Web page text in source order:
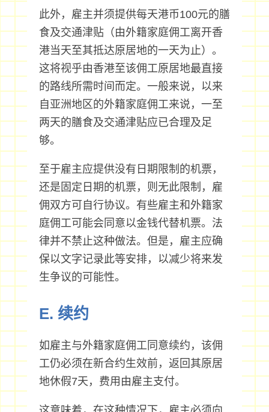
此外，雇主并须提供每天港币100元的膳
食及交通津贴（由外籍家庭佣工离开香
港当天至其抵达原居地的一天为止）。
这将视乎由香港至该佣工原居地最直接
的路线所需时间而定。一般来说，以来
自亚洲地区的外籍家庭佣工来说，一至
两天的膳食及交通津贴应已合理及足
够。
至于雇主应提供没有日期限制的机票，
还是固定日期的机票，则无此限制，雇
佣双方可自行协议。有些雇主和外籍家
庭佣工可能会同意以金钱代替机票。法
律并不禁止这种做法。但是，雇主应确
保以文字记录此等安排，以减少将来发
生争议的可能性。
E. 续约
如雇主与外籍家庭佣工同意续约，该佣
工仍必须在新合约生效前，返回其原居
地休假7天，费用由雇主支付。